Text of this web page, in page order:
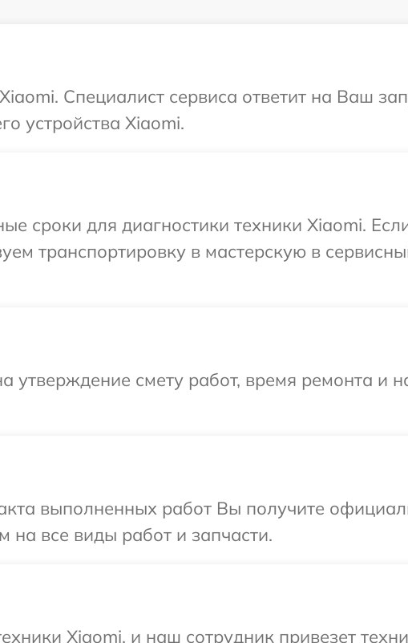
Специалист сервиса ответит на Ваш
устройства Xiaomi.
сроки для диагностики техники Xiaomi.
транспортировку в мастерскую в
утверждение смету работ, время ремонта и
выполненных работ Вы получите
на все виды работ и запчасти.
Xiaomi, и наш сотрудник привезет